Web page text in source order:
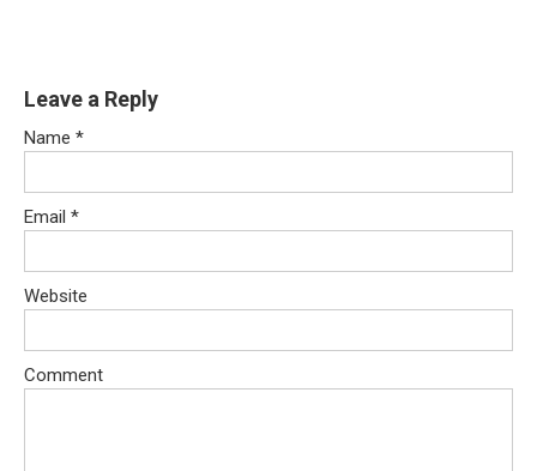
Leave a Reply
Name *
Email *
Website
Comment